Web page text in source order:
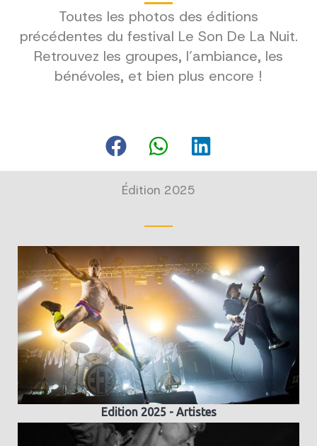
Toutes les photos des éditions
précédentes du festival Le Son De La Nuit.
Retrouvez les groupes, l’ambiance, les
bénévoles, et bien plus encore !
Édition 2025
Edition 2025 - Artistes